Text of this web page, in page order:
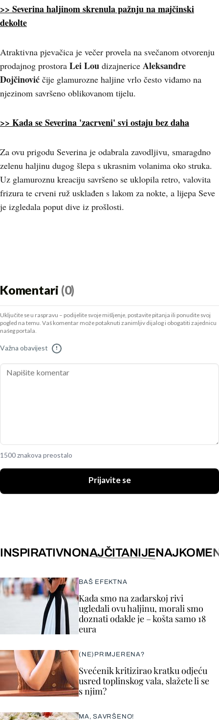
>> Severina haljinom skrenula pažnju na majčinski
dekolte
Atraktivna pjevačica je večer provela na svečanom otvorenju
prodajnog prostora Lei Lou dizajnerice Aleksandre
Dojčinović čije glamurozne haljine vrlo često viđamo na
njezinom savršeno oblikovanom tijelu.
>> Kada se Severina 'zacrveni' svi ostaju bez daha
Za ovu prigodu Severina je odabrala zavodljivu, smaragdno
zelenu haljinu dugog šlepa s ukrasnim volanima oko struka.
Uz glamuroznu kreaciju savršeno se uklopila retro, valovita
frizura te crveni ruž usklađen s lakom za nokte, a lijepa Seve
je izgledala poput dive iz prošlosti.
Komentari (0)
Uključite se u raspravu – podijelite svoje mišljenje, postavite pitanja ili ponudite svoj
pogled na temu. Vaš komentar može potaknuti zanimljiv dijalog i obogatiti zajednicu
našeg portala.
Važna obavijest !
1500 znakova preostalo
Prijavite se
INSPIRATIVNONAJČITANIJE
BAŠ EFEKTNA
Kada smo na zadarskoj rivi
ugledali ovu haljinu, morali smo
doznati odakle je – košta samo 18
eura
(NE)PRIMJERENA?
Svećenik kritizirao kratku odjeću
usred toplinskog vala, slažete li se
s njim?
MA, SAVRŠENO!